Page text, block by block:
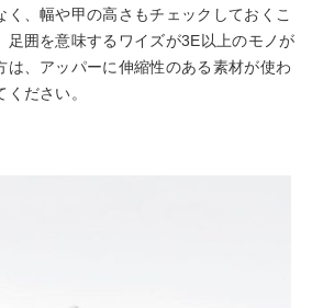
く、幅や甲の高さもチェックしておくこ
足囲を意味するワイズが3E以上のモノが
は、アッパーに伸縮性のある素材が使わ
ださい。